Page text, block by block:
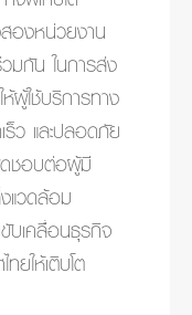
องหน่วยงาน
มกัน ในการส่ง
ผู้ใช้บริการทาง
ร็ว และปลอดภัย
ชอบต่อผู้มี
แวดล้อม
บเคลื่อนธุรกิจ
ยให้เติบโต